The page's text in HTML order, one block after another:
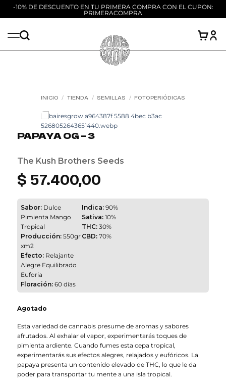
-10% DE DESCUENTO EN TU PRIMERA COMPRA CON EL CUPON:
PRIMERACOMPRA
contenido
INICIO / TIENDA / SEMILLAS / FOTOPERIÓDICAS
Add to
PAPAYA OG – 3
The Kush Brothers Seeds
$ 57.400,00
Sabor: Dulce
Pimienta Mango
Tropical
Producción: 550gr
xm2
Efecto: Relajante
Alegre Equilibrado
Euforia
Floración: 60 días
Indica:90%
Sativa:10%
THC:30%
CBD:70%
Agotado
Esta variedad de cannabis presume de aromas y sabores
afrutados. Al exhalar el vapor, experimentarás toques de
pimienta ardiente. Cuando fumes esta cepa tropical,
experimentarás sus efectos alegres, relajados y eufóricos. La
papaya presenta un contenido elevado de THC, lo que le da
poder para transportar tu mente a una isla tropical.